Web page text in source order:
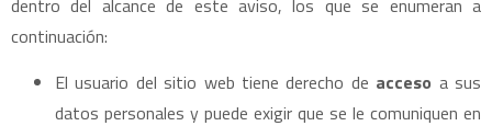
continuación:
El usuario del sitio web tiene derecho de acceso a sus
datos personales y puede exigir que se le comuniquen en